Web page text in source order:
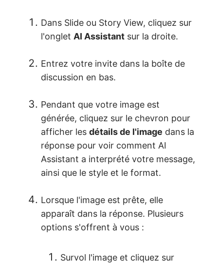
Dans Slide ou Story View, cliquez sur
l'onglet AI Assistant sur la droite.
Entrez votre invite dans la boîte de
discussion en bas.
Pendant que votre image est
générée, cliquez sur le chevron pour
afficher les détails de l'image dans la
réponse pour voir comment AI
Assistant a interprété votre message,
ainsi que le style et le format.
Lorsque l'image est prête, elle
apparaît dans la réponse. Plusieurs
options s'offrent à vous :
Survol l'image et cliquez sur